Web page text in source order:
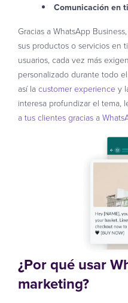
Comunicación en
Gracias a WhatsApp
sus productos o servicios en
usuarios, cada vez más
personalizado durante todo
así lacustomer experience y
interesa profundizar el tema,
a tus clientes gracias a
¿Por qué usar
marketing?